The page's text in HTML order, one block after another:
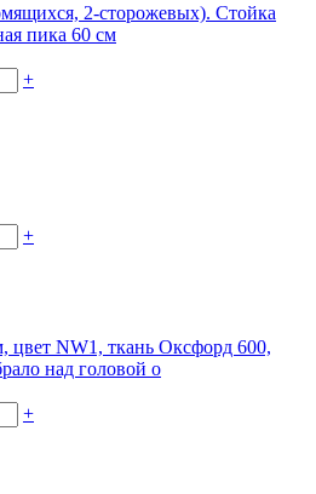
2-сторожевых). Cтойка
пика 60 см
+
+
цвет NW1, ткань Оксфорд 600,
над головой о
+